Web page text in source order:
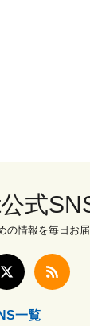
式
の情報を毎日お届
一覧